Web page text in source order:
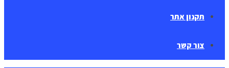
תקנון אתר
צור קשר